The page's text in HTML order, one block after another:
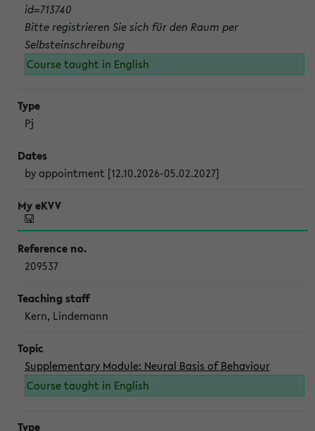
id=713740
Bitte registrieren Sie sich für den Raum per
Selbsteinschreibung
Course taught in English
Pj
by appointment [12.10.2026-05.02.2027]
209537
Kern, Lindemann
Supplementary Module: Neural Basis of Behaviour
Course taught in English